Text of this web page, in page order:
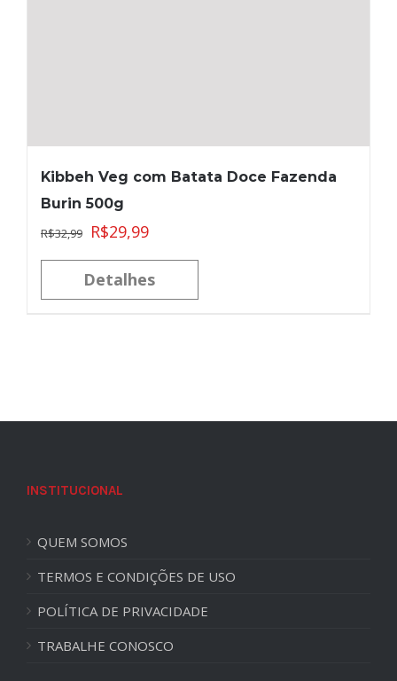
Kibbeh Veg com Batata Doce Fazenda
Burin 500g
R$32,99 R$29,99
Detalhes
INSTITUCIONAL
QUEM SOMOS
TERMOS E CONDIÇÕES DE USO
POLÍTICA DE PRIVACIDADE
TRABALHE CONOSCO